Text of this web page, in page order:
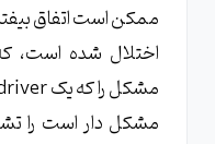
ممکن است اتفاق
اختلال شده است،
مشکل دار است را